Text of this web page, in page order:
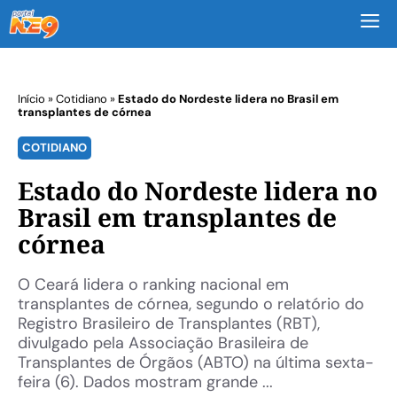
Início »Cotidiano »Estado do Nordeste lidera no Brasil em
transplantes de córnea
COTIDIANO
Estado do Nordeste lidera no
Brasil em transplantes de
córnea
O Ceará lidera o ranking nacional em
transplantes de córnea, segundo o relatório do
Registro Brasileiro de Transplantes (RBT),
divulgado pela Associação Brasileira de
Transplantes de Órgãos (ABTO) na última sexta-
feira (6). Dados mostram grande ...